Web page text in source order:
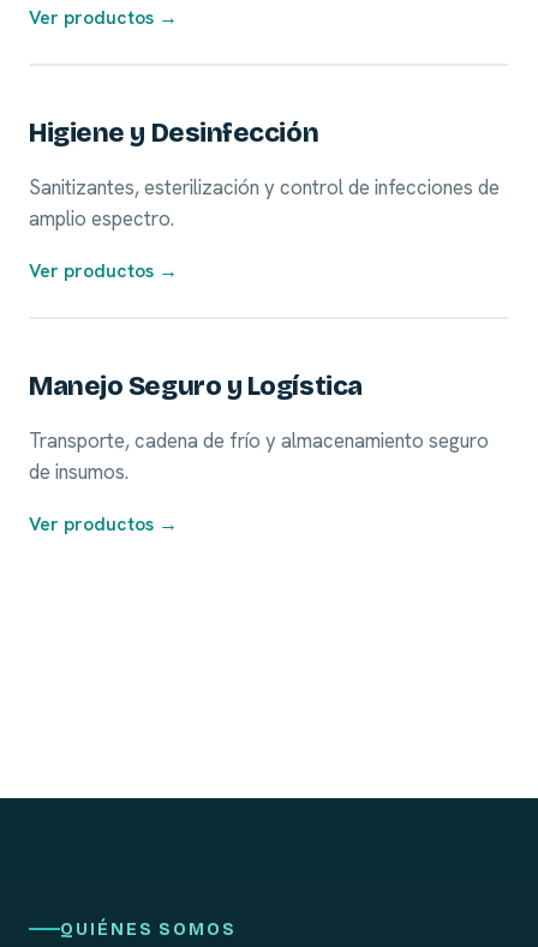
Ver productos →
Higiene y Desinfección
Sanitizantes, esterilización y control de infecciones de
amplio espectro.
Ver productos →
Manejo Seguro y Logística
Transporte, cadena de frío y almacenamiento seguro
de insumos.
Ver productos →
QUIÉNES SOMOS